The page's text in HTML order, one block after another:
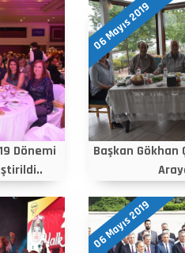
Dönemi
06 Mayıs 2019
Başkan Gökhan
06 Mayıs 2019